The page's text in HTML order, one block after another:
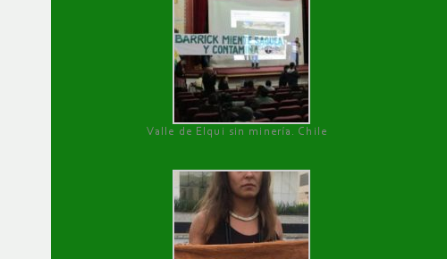
Valle de Elqui sin minería. Chile